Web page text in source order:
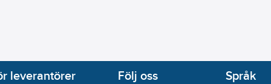
leverantörer Följ oss Språk